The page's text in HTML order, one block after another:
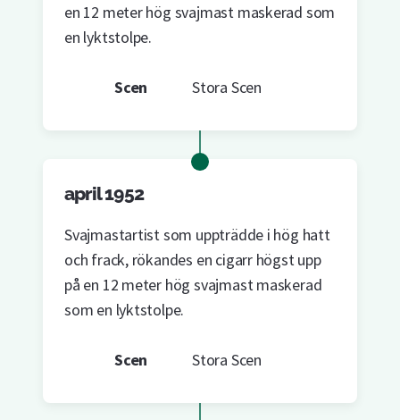
en 12 meter hög svajmast maskerad som
en lyktstolpe.
Scen Stora Scen
april 1952
Svajmastartist som uppträdde i hög hatt
och frack, rökandes en cigarr högst upp
på en 12 meter hög svajmast maskerad
som en lyktstolpe.
Scen Stora Scen